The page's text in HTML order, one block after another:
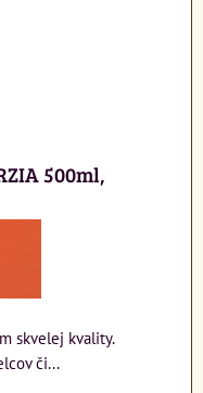
500ml,
skvelej kvality.
či...